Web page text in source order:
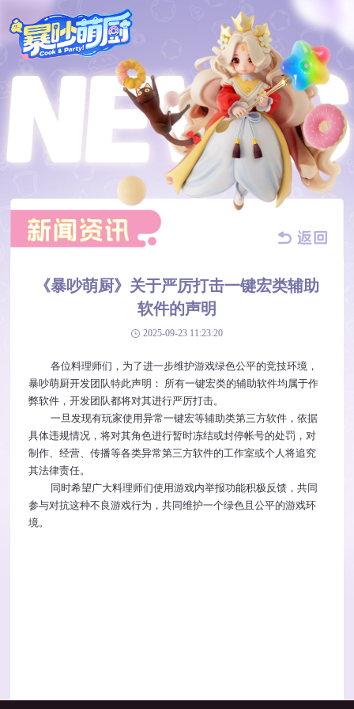
《暴吵萌厨》关于严厉打击一键宏类辅助
软件的声明
2025-09-23 11:23:20
各位料理师们 ，为了进一步维护游戏绿色公平的竞技环境，
暴吵萌厨开发团队特此声明： 所有一键宏类的辅助软件均属于作
弊软件，开发团队都将对其进行严厉打击。
一旦发现有玩家使用异常一键宏等辅助类第三方软件，依据
具体违规情况， 将对其角色进行暂时冻结或封停帐号的处罚，对
制作、经营、传播等各类异常第三方软件的工作室或个人将追究
其法律责任。
同时希望广大料理师们使用游戏内举报功能积极反馈，共同
参与对抗这种不良游戏行为， 共同维护一个绿色且公平的游戏环
境。